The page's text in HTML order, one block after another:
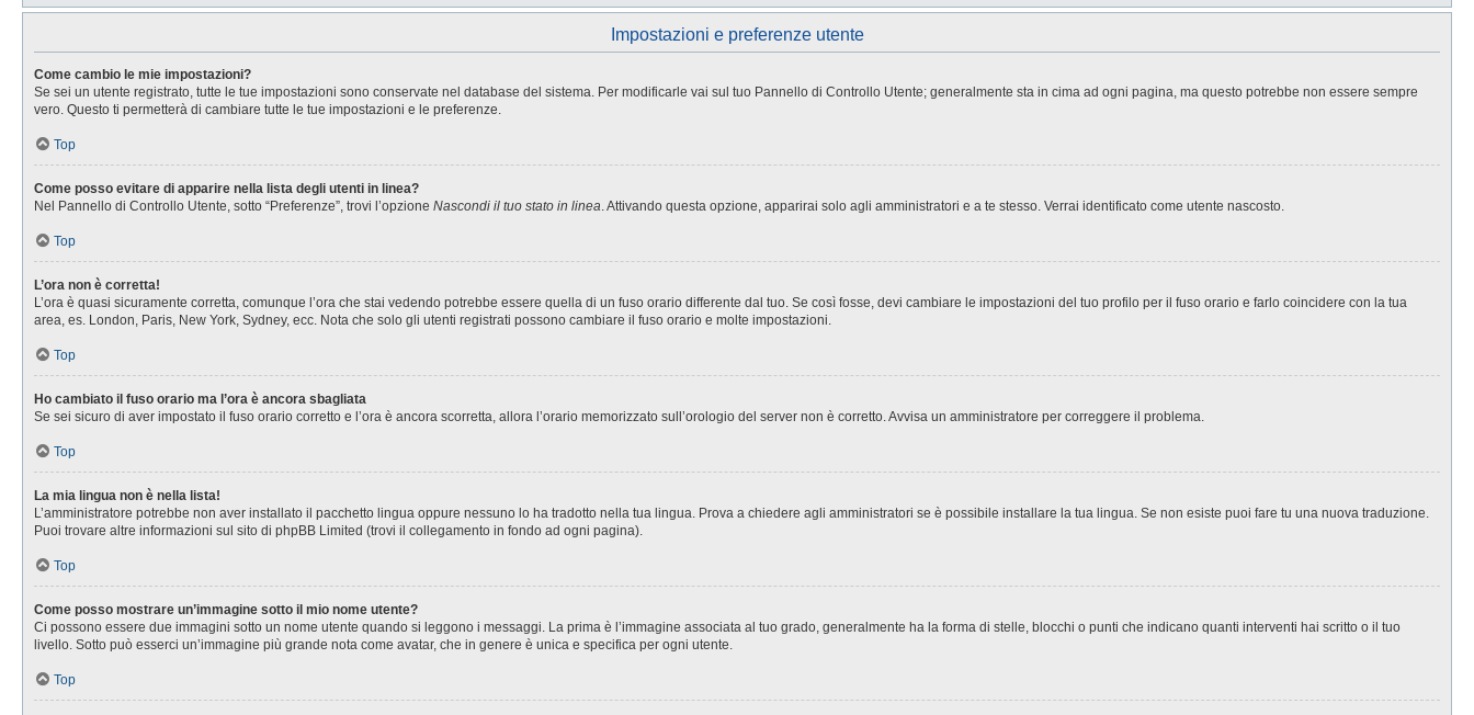
Impostazioni e preferenze utente
Come cambio le mie impostazioni?
Se sei un utente registrato, tutte le tue impostazioni sono conservate nel database del sistema. Per modificarle vai sul tuo Pannello di Controllo Utente; generalmente sta in cima ad ogni pagina, ma questo potrebbe non essere sempre
vero. Questo ti permetterà di cambiare tutte le tue impostazioni e le preferenze.
Top
Come posso evitare di apparire nella lista degli utenti in linea?
Nel Pannello di Controllo Utente, sotto “Preferenze”, trovi l’opzione Nascondi il tuo stato in linea. Attivando questa opzione, apparirai solo agli amministratori e a te stesso. Verrai identificato come utente nascosto.
Top
L’ora non è corretta!
L’ora è quasi sicuramente corretta, comunque l’ora che stai vedendo potrebbe essere quella di un fuso orario differente dal tuo. Se così fosse, devi cambiare le impostazioni del tuo profilo per il fuso orario e farlo coincidere con la tua
area, es. London, Paris, New York, Sydney, ecc. Nota che solo gli utenti registrati possono cambiare il fuso orario e molte impostazioni.
Top
Ho cambiato il fuso orario ma l’ora è ancora sbagliata
Se sei sicuro di aver impostato il fuso orario corretto e l’ora è ancora scorretta, allora l’orario memorizzato sull’orologio del server non è corretto. Avvisa un amministratore per correggere il problema.
Top
La mia lingua non è nella lista!
L’amministratore potrebbe non aver installato il pacchetto lingua oppure nessuno lo ha tradotto nella tua lingua. Prova a chiedere agli amministratori se è possibile installare la tua lingua. Se non esiste puoi fare tu una nuova traduzione.
Puoi trovare altre informazioni sul sito di phpBB Limited (trovi il collegamento in fondo ad ogni pagina).
Top
Come posso mostrare un’immagine sotto il mio nome utente?
Ci possono essere due immagini sotto un nome utente quando si leggono i messaggi. La prima è l’immagine associata al tuo grado, generalmente ha la forma di stelle, blocchi o punti che indicano quanti interventi hai scritto o il tuo
livello. Sotto può esserci un’immagine più grande nota come avatar, che in genere è unica e specifica per ogni utente.
Top